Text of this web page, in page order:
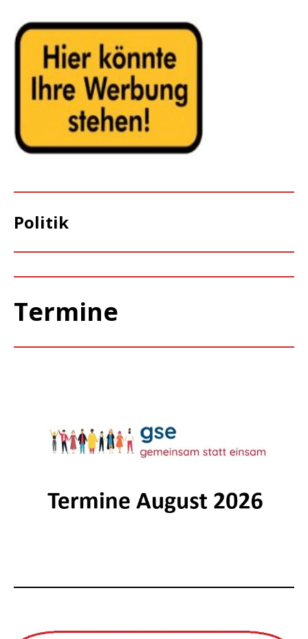
Politik
Termine